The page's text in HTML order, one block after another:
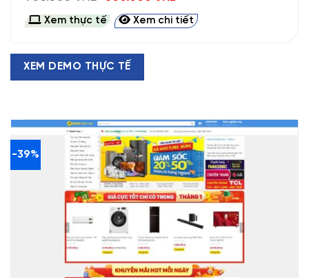
là:
900.000 VND.
tại
là:
600.000 VND.
Xem thực tế Xem chi tiết
XEM DEMO THỰC TẾ
-39%